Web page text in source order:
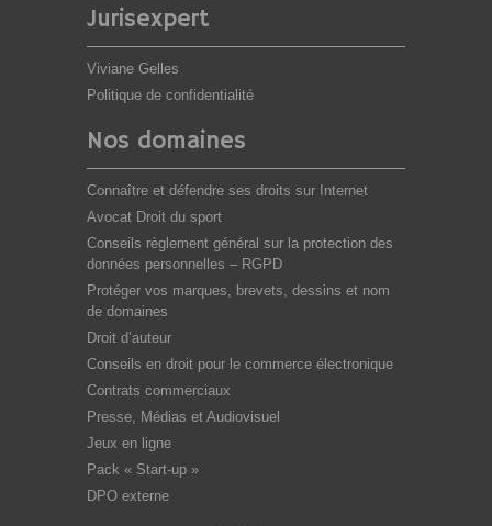
Jurisexpert
Viviane Gelles
Politique de confidentialité
Nos domaines
Connaître et défendre ses droits sur Internet
Avocat Droit du sport
Conseils règlement général sur la protection des
données personnelles – RGPD
Protéger vos marques, brevets, dessins et nom
de domaines
Droit d’auteur
Conseils en droit pour le commerce électronique
Contrats commerciaux
Presse, Médias et Audiovisuel
Jeux en ligne
Pack « Start-up »
DPO externe